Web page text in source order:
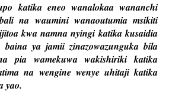
katika eneo wanalokaa wananchi
na waumini wanaoutumia msikiti
kwa namna nyingi katika kusaidia
baina ya jamii zinazowazunguka bila
pia wamekuwa wakishiriki katika
na wengine wenye uhitaji katika
yao.